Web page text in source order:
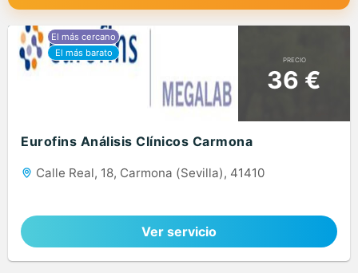
PRECIO
36 €
Eurofins Análisis Clínicos Carmona
Calle Real, 18, Carmona (Sevilla), 41410
Ver servicio